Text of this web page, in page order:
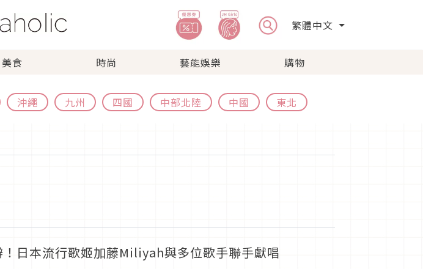
繁體中文
美食 時尚 藝能娛樂 購物
沖繩 九州 四國 中部北陸 中國 東北
日本流行歌姬加藤Miliyah與多位歌手聯手獻唱